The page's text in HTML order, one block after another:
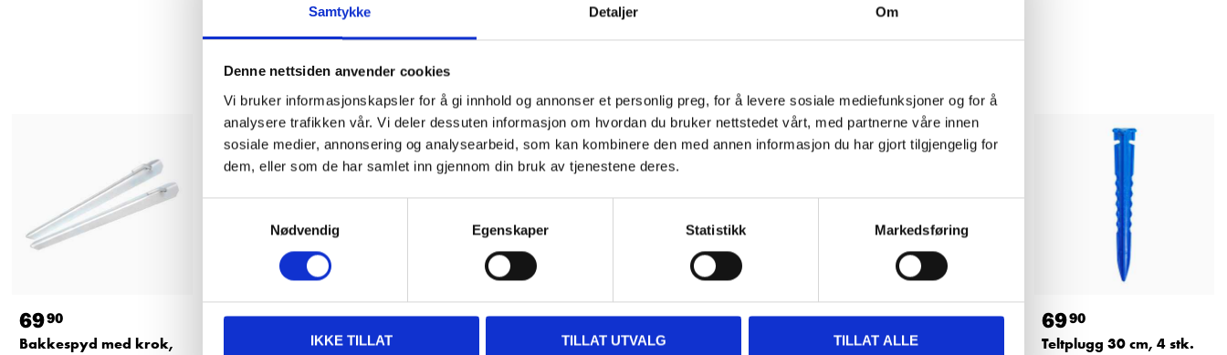
Samtykke Detaljer Om
Denne nettsiden anvender cookies
Vi bruker informasjonskapsler for å gi innhold og annonser et personlig preg, for å levere sosiale mediefunksjoner og for å
analysere trafikken vår. Vi deler dessuten informasjon om hvordan du bruker nettstedet vårt, med partnerne våre innen
sosiale medier, annonsering og analysearbeid, som kan kombinere den med annen informasjon du har gjort tilgjengelig for
dem, eller som de har samlet inn gjennom din bruk av tjenestene deres.
Nødvendig
Egenskaper Statistikk Markedsføring
IKKE TILLAT TILLAT UTVALG TILLAT ALLE
Andre kunder har også kjøpt
6990
Bakkespyd med krok,
5490
Teltplugg, spiralskrue,
4990
Kraftig teltplugg, 42 cm
3990
Teltplugg, 10-pk.
2990
Teltplugg 20 cm, 10 stk.
6990
Teltplugg 30 cm, 4 stk.